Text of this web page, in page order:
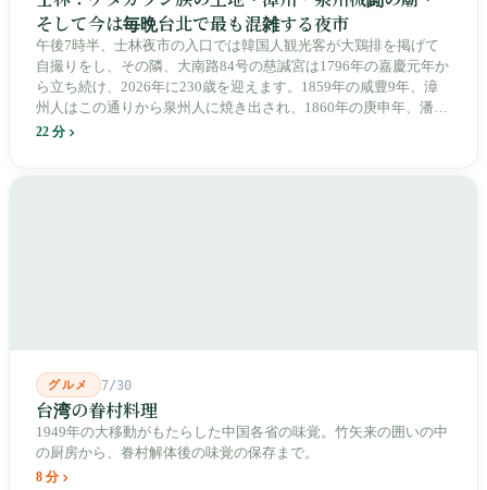
そして今は毎晩台北で最も混雑する夜市
午後7時半、士林夜市の入口では韓国人観光客が大鶏排を掲げて
自撮りをし、その隣、大南路84号の慈諴宮は1796年の嘉慶元年か
ら立ち続け、2026年に230歳を迎えます。1859年の咸豊9年、漳
州人はこの通りから泉州人に焼き出され、1860年の庚申年、潘永
清は下樹林に大東路・大南路・大西路・大北路という四本の整然
22 分
グルメ 7/30
台湾の眷村料理
1949年の大移動がもたらした中国各省の味覚。竹矢来の囲いの中
の厨房から、眷村解体後の味覚の保存まで。
8 分